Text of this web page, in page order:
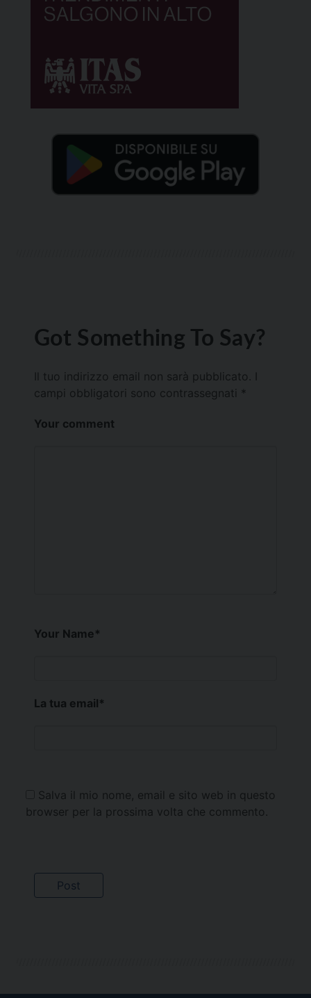
Got Something To Say?
Il tuo indirizzo email non sarà pubblicato.
campi obbligatori sono contrassegnati *
Your comment
Your Name*
La tua email*
Salva il mio nome, email e sito web in questo
browser per la prossima volta che commento.